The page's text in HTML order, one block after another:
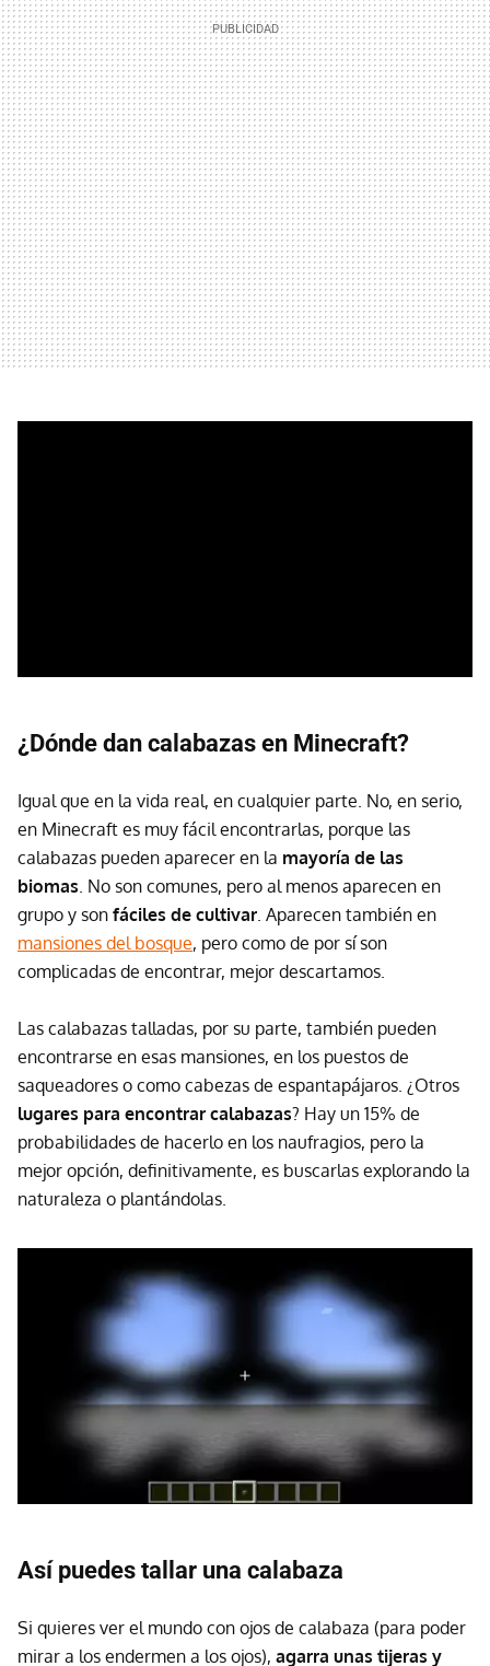
¿Dónde dan calabazas en Minecraft?
Igual que en la vida real, en cualquier parte. No, en serio,
en Minecraft es muy fácil encontrarlas, porque las
calabazas pueden aparecer en la mayoría de las
biomas . No son comunes, pero al menos aparecen en
grupo y son fáciles de cultivar . Aparecen también en
mansiones del bosque, pero como de por sí son
complicadas de encontrar, mejor descartamos.
Las calabazas talladas, por su parte, también pueden
encontrarse en esas mansiones, en los puestos de
saqueadores o como cabezas de espantapájaros. ¿Otros
lugares para encontrar calabazas? Hay un 15% de
probabilidades de hacerlo en los naufragios, pero la
mejor opción, definitivamente, es buscarlas explorando la
naturaleza o plantándolas.
Así puedes tallar una calabaza
Si quieres ver el mundo con ojos de calabaza (para poder
mirar a los endermen a los ojos), agarra unas tijeras y